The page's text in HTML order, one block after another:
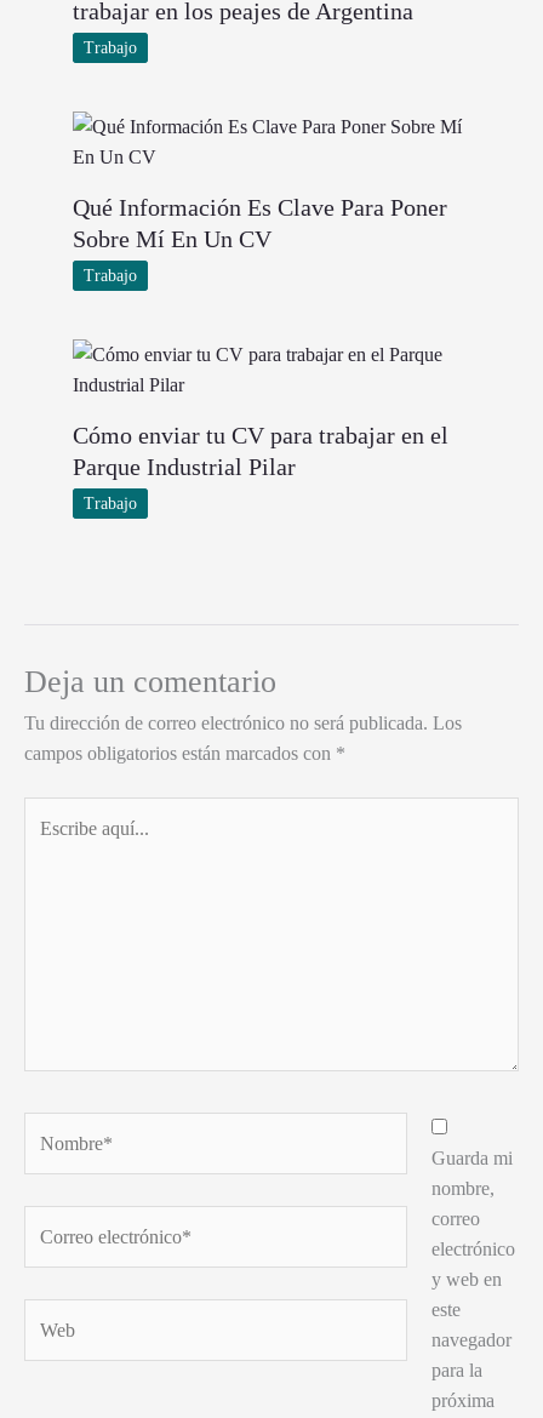
trabajar en los peajes de Argentina
Trabajo
Qué Información Es Clave Para Poner
Sobre Mí En Un CV
Trabajo
Cómo enviar tu CV para trabajar en el
Parque Industrial Pilar
Trabajo
Deja un comentario
Tu dirección de correo electrónico no será publicada. Los
campos obligatorios están marcados con *
aquí...
electrónico*
Guarda mi
nombre,
correo
electrónico
y web en
este
navegador
para la
próxima